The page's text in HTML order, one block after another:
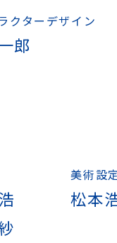
クターデザイン
郎
美術設
松本